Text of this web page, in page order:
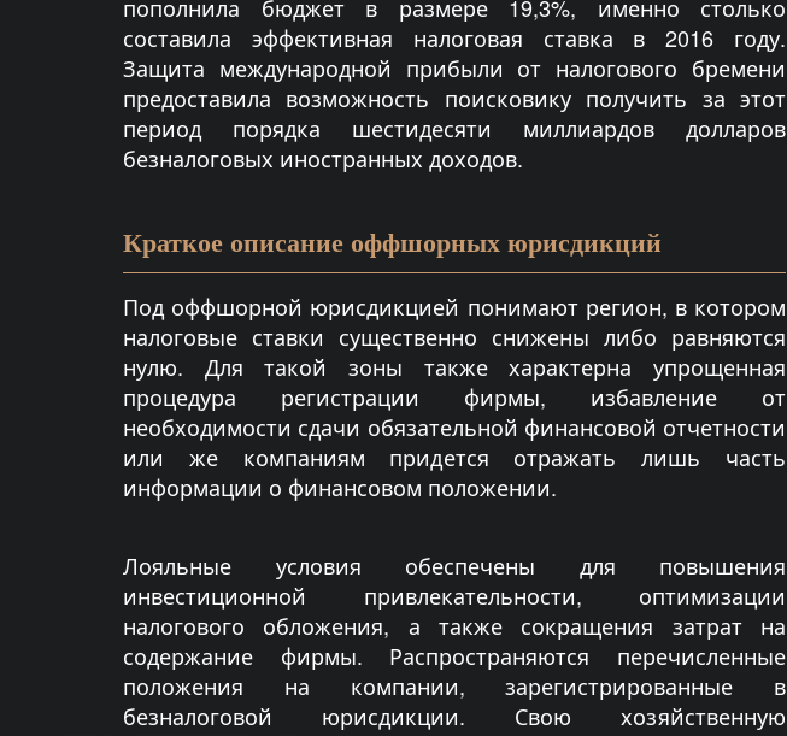
пополнила бюджет в размере 19,3%, именно столько
составила эффективная налоговая ставка в 2016 году.
Защита международной прибыли от налогового бремени
предоставила возможность поисковику получить за этот
период порядка шестидесяти миллиардов долларов
безналоговых иностранных доходов.
Краткое описание оффшорных юрисдикций
Под оффшорной юрисдикцией понимают регион, в котором
налоговые ставки существенно снижены либо равняются
нулю. Для такой зоны также характерна упрощенная
процедура регистрации фирмы, избавление от
необходимости сдачи обязательной финансовой отчетности
или же компаниям придется отражать лишь часть
информации о финансовом положении.
Лояльные условия обеспечены для повышения
инвестиционной привлекательности, оптимизации
налогового обложения, а также сокращения затрат на
содержание фирмы. Распространяются перечисленные
положения на компании, зарегистрированные в
безналоговой юрисдикции. Свою хозяйственную